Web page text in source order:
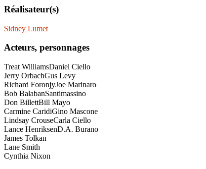
Réalisateur(s)
Sidney Lumet
Acteurs, personnages
Treat WilliamsDaniel Ciello
Jerry OrbachGus Levy
Richard ForonjyJoe Marinaro
Bob BalabanSantimassino
Don BillettBill Mayo
Carmine CaridiGino Mascone
Lindsay CrouseCarla Ciello
Lance HenriksenD.A. Burano
James Tolkan
Lane Smith
Cynthia Nixon